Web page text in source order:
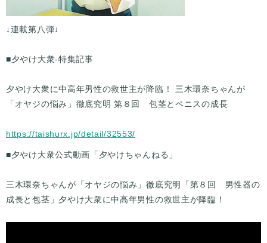
↓連載第八弾↓
■夕やけ大衆-特集記事
夕やけ大衆に中高年男性の救世主が降臨！ 三木環奈ちゃんが
「オヤジの悩み」徹底究明 第８回 包茎とペニスの成長
https://taishurx.jp/detail/32553/
■夕やけ大衆公式動画「夕やけちゃんねる」
三木環奈ちゃんが「オヤジの悩み」徹底究明「第８回 男性器の
成長と包茎」夕やけ大衆に中高年男性の救世主が降臨！